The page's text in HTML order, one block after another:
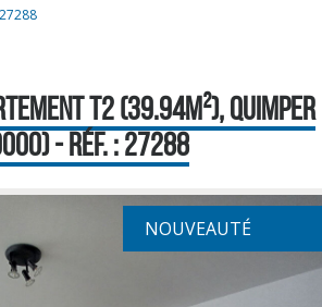
T2 (39.94M²), QUIMPER
- RÉF. : 27288
NOUVEAUTÉ